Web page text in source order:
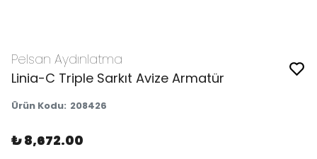
Pelsan Aydınlatma
Linia-C Triple Sarkıt Avize Armatür
Ürün Kodu: 208426
₺ 8,672.00